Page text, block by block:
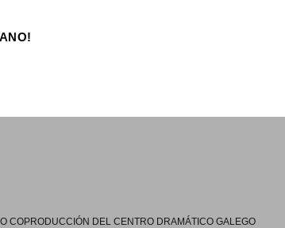
COPRODUCCIÓN DEL CENTRO DRAMÁTICO GALEGO